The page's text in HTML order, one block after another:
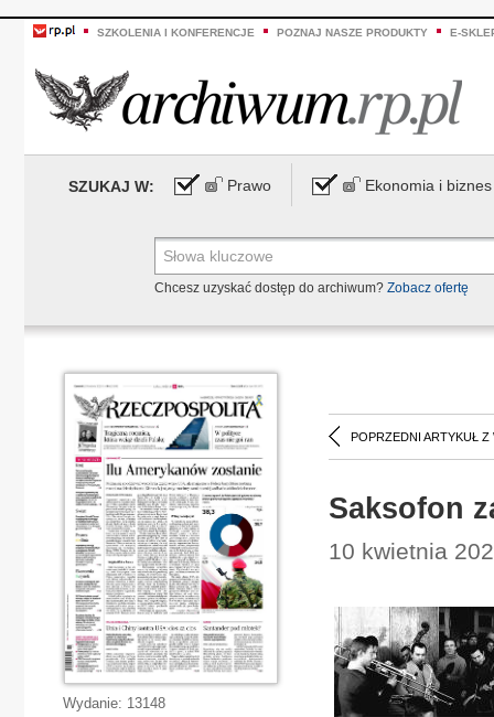
SZKOLENIA I KONFERENCJE POZNAJ NASZE PRODUKTY E-
SZUKAJ W: Prawo Ekonomia i biznes
Chcesz uzyskać dostęp do archiwum? Zobacz ofertę
POPRZEDNI ARTYKUŁ Z
Saksofon
10 kwietnia
Wydanie: 13148